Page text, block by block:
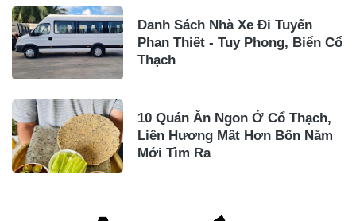
Danh Sách Nhà Xe Đi Tuyến
Phan Thiết - Tuy Phong, Biển Cổ
Thạch
10 Quán Ăn Ngon Ở Cổ Thạch,
Liên Hương Mất Hơn Bốn Năm
Mới Tìm Ra